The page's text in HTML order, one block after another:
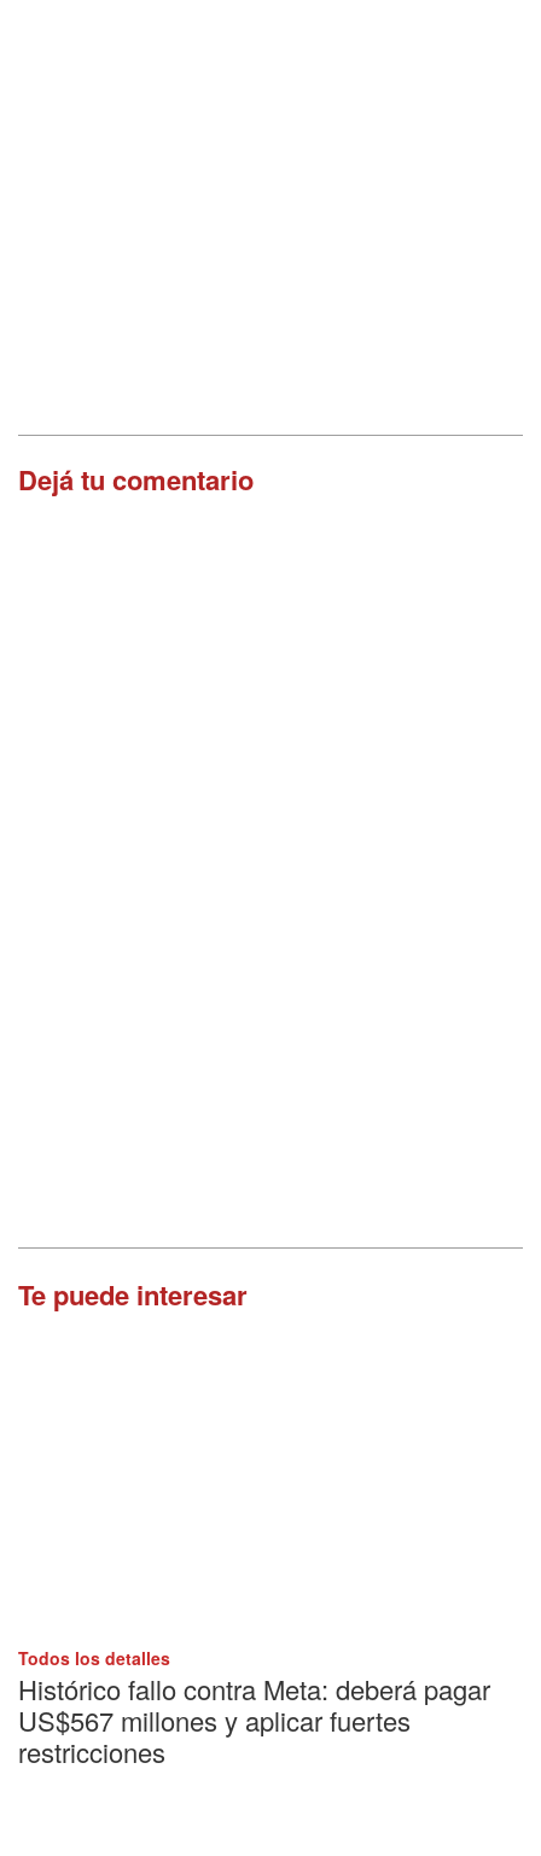
Dejá tu comentario
Te puede interesar
Todos los detalles
Histórico fallo contra Meta: deberá pagar
US$567 millones y aplicar fuertes
restricciones